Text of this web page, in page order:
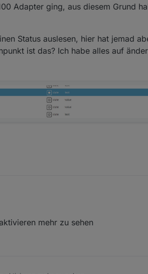
Adapter ging, aus diesem Grund
Status auslesen, hier hat jemad
ist das? Ich habe alles auf
habe den Adapter hierzufällig gesehen,
P100 Steckdosenmehr zu sehen